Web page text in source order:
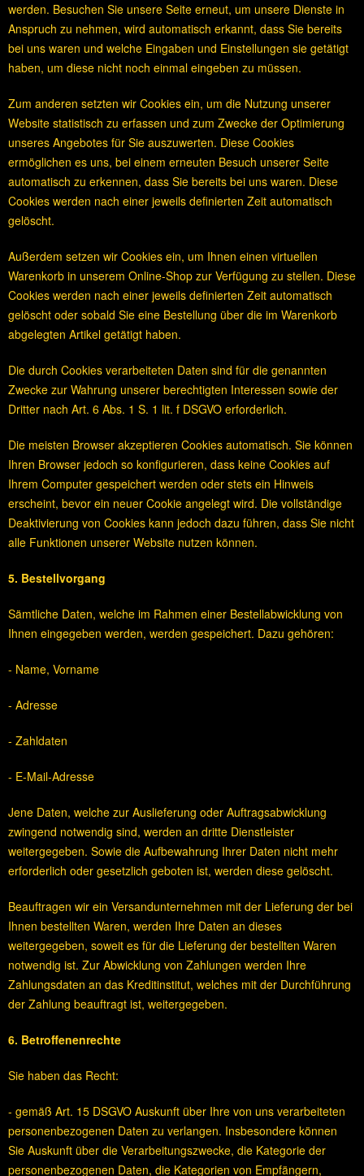
werden. Besuchen Sie unsere Seite erneut, um unsere Dienste in
Anspruch zu nehmen, wird automatisch erkannt, dass Sie bereits
bei uns waren und welche Eingaben und Einstellungen sie getätigt
haben, um diese nicht noch einmal eingeben zu müssen.
Zum anderen setzten wir Cookies ein, um die Nutzung unserer
Website statistisch zu erfassen und zum Zwecke der Optimierung
unseres Angebotes für Sie auszuwerten. Diese Cookies
ermöglichen es uns, bei einem erneuten Besuch unserer Seite
automatisch zu erkennen, dass Sie bereits bei uns waren. Diese
Cookies werden nach einer jeweils definierten Zeit automatisch
gelöscht.
Außerdem setzen wir Cookies ein, um Ihnen einen virtuellen
Warenkorb in unserem Online-Shop zur Verfügung zu stellen. Diese
Cookies werden nach einer jeweils definierten Zeit automatisch
gelöscht oder sobald Sie eine Bestellung über die im Warenkorb
abgelegten Artikel getätigt haben.
Die durch Cookies verarbeiteten Daten sind für die genannten
Zwecke zur Wahrung unserer berechtigten Interessen sowie der
Dritter nach Art. 6 Abs. 1 S. 1 lit. f DSGVO erforderlich.
Die meisten Browser akzeptieren Cookies automatisch. Sie können
Ihren Browser jedoch so konfigurieren, dass keine Cookies auf
Ihrem Computer gespeichert werden oder stets ein Hinweis
erscheint, bevor ein neuer Cookie angelegt wird. Die vollständige
Deaktivierung von Cookies kann jedoch dazu führen, dass Sie nicht
alle Funktionen unserer Website nutzen können.
5. Bestellvorgang
Sämtliche Daten, welche im Rahmen einer Bestellabwicklung von
Ihnen eingegeben werden, werden gespeichert. Dazu gehören:
- Name, Vorname
- Adresse
- Zahldaten
- E-Mail-Adresse
Jene Daten, welche zur Auslieferung oder Auftragsabwicklung
zwingend notwendig sind, werden an dritte Dienstleister
weitergegeben. Sowie die Aufbewahrung Ihrer Daten nicht mehr
erforderlich oder gesetzlich geboten ist, werden diese gelöscht.
Beauftragen wir ein Versandunternehmen mit der Lieferung der bei
Ihnen bestellten Waren, werden Ihre Daten an dieses
weitergegeben, soweit es für die Lieferung der bestellten Waren
notwendig ist. Zur Abwicklung von Zahlungen werden Ihre
Zahlungsdaten an das Kreditinstitut, welches mit der Durchführung
der Zahlung beauftragt ist, weitergegeben.
6. Betroffenenrechte
Sie haben das Recht:
- gemäß Art. 15 DSGVO Auskunft über Ihre von uns verarbeiteten
personenbezogenen Daten zu verlangen. Insbesondere können
Sie Auskunft über die Verarbeitungszwecke, die Kategorie der
personenbezogenen Daten, die Kategorien von Empfängern,